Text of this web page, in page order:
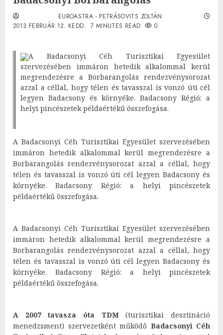
EUROASTRA - PETRÁSOVITS ZOLTÁN
2013.FEBRUÁR.12. KEDD. 7 MINUTES READ 0
A Badacsonyi Céh Turisztikai Egyesület
szervezésében immáron hetedik alkalommal kerül
megrendezésre a Borbarangolás rendezvénysorozat
azzal a céllal, hogy télen és tavasszal is vonzó úti cél
legyen Badacsony és környéke. Badacsony Régió: a
helyi pincészetek példaértékű összefogása.
A Badacsonyi Céh Turisztikai Egyesület szervezésében
immáron hetedik alkalommal kerül megrendezésre a
Borbarangolás rendezvénysorozat azzal a céllal, hogy
télen és tavasszal is vonzó úti cél legyen Badacsony és
környéke. Badacsony Régió: a helyi pincészetek
példaértékű összefogása.
A Badacsonyi Céh Turisztikai Egyesület szervezésében
immáron hetedik alkalommal kerül megrendezésre a
Borbarangolás rendezvénysorozat azzal a céllal, hogy
télen és tavasszal is vonzó úti cél legyen Badacsony és
környéke. Badacsony Régió: a helyi pincészetek
példaértékű összefogása.
A 2007 tavasza óta TDM(turisztikai desztináció
menedzsment) szervezetként működő Badacsonyi Céh